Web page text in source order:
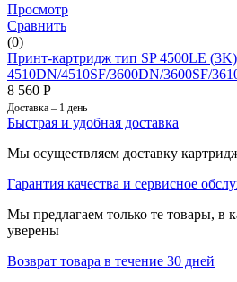
Просмотр
Сравнить
(0)
Принт-картридж тип SP 4500LE
4510DN/4510SF/3600DN/3600SF/
8 560 Р
Доставка – 1 день
Быстрая и удобная доставка
Мы осуществляем доставку
Гарантия качества и сервисное
Мы предлагаем только те товары, в
уверены
Возврат товара в течение 30 дней